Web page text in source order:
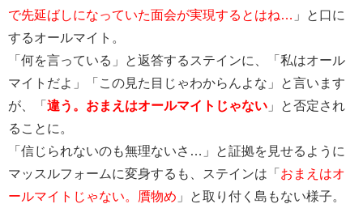
で先延ばしになっていた面会が実現するとはね… 」と口に
するオールマイト。
「何を言っている」と返答するステインに、「私はオール
マイトだよ」「この見た目じゃわからんよな」と言います
が、「 違う。おまえはオールマイトじゃない 」と否定され
ることに。
「信じられないのも無理ないさ…」と証拠を見せるように
マッスルフォームに変身するも、ステインは「 おまえはオ
ールマイトじゃない。贋物め 」と取り付く島もない様子。